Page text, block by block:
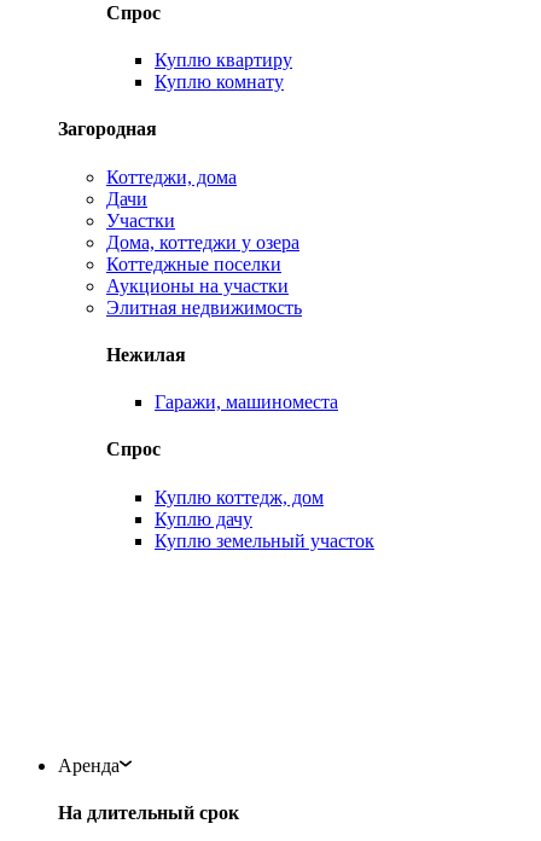
Спрос
Куплю квартиру
Куплю комнату
Загородная
Коттеджи, дома
Дачи
Участки
Дома, коттеджи у озера
Коттеджные поселки
Аукционы на участки
Элитная недвижимость
Нежилая
Гаражи, машиноместа
Спрос
Куплю коттедж, дом
Куплю дачу
Куплю земельный участок
Аренда
На длительный срок